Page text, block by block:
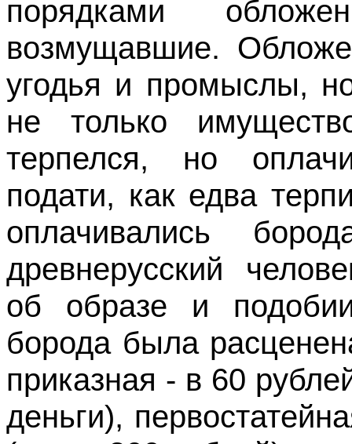
порядками
возмущавшие.
угодья и промыслы,
не только
терпелся, но
подати, как едва
оплачивались
древнерусский
об образе и
борода была
приказная - в 60
деньги),